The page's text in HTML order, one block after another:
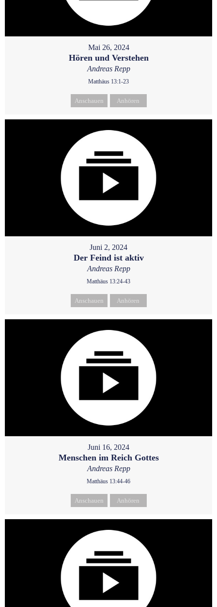
Mai 26, 2024
Hören und Verstehen
Andreas Repp
Matthäus 13:1-23
Anschauen Anhören
Juni 2, 2024
Der Feind ist aktiv
Andreas Repp
Matthäus 13:24-43
Anschauen Anhören
Juni 16, 2024
Menschen im Reich Gottes
Andreas Repp
Matthäus 13:44-46
Anschauen Anhören